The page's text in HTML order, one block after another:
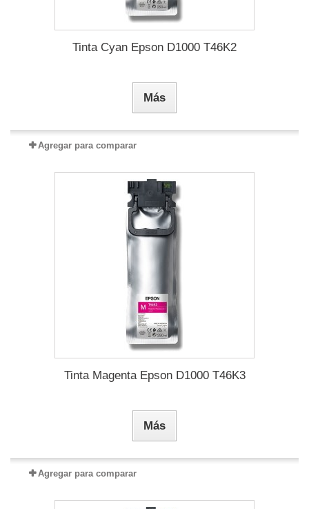
Tinta Cyan Epson D1000 T46K2
Más
Agregar para comparar
Tinta Magenta Epson D1000 T46K3
Más
Agregar para comparar